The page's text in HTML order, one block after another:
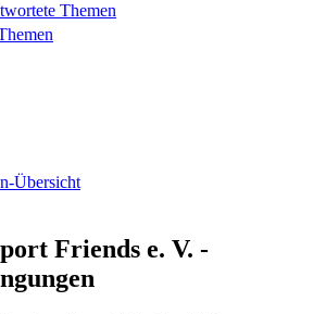
Themen
Übersicht
Friends e. V. -